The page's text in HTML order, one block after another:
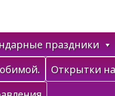
праздники
Открытки